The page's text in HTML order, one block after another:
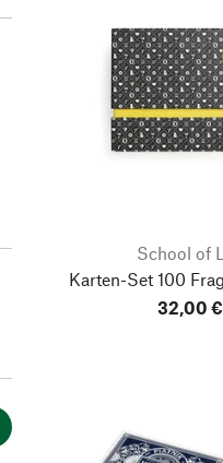
School of
Karten-Set 100
32,00 €